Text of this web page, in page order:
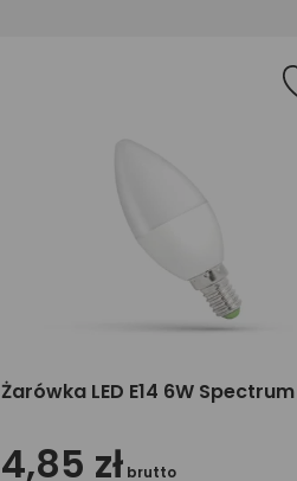
Żarówka LED E14 6W Spectrum
4,85 zł brutto